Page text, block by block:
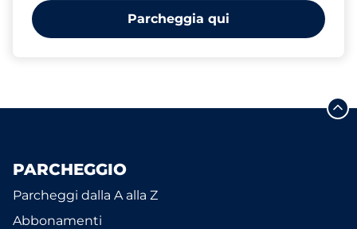
Parcheggia qui
PARCHEGGIO
Parcheggi dalla A alla Z
Abbonamenti